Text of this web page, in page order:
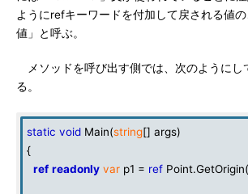
ようにrefキーワードを付加して戻される値
値」と呼ぶ。
メソッドを呼び出す側では、次のようにし
る。
static void Main(string[] args)
{
ref readonly var p1 = ref